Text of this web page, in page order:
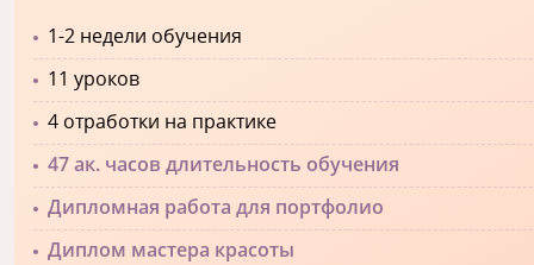
1-2 недели обучения
11 уроков
4 отработки на практике
47 ак. часов длительность обучения
Дипломная работа для портфолио
Диплом мастера красоты